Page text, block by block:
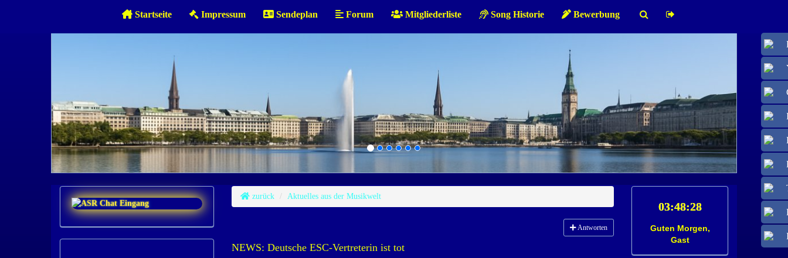
Startseite Impressum Sendeplan Forum Mitgliederliste Song Historie Bewerbung
zurück Aktuelles aus der Musikwelt
Antworten
NEWS: Deutsche ESC-Vertreterin ist tot
Guten Morgen,
Gast